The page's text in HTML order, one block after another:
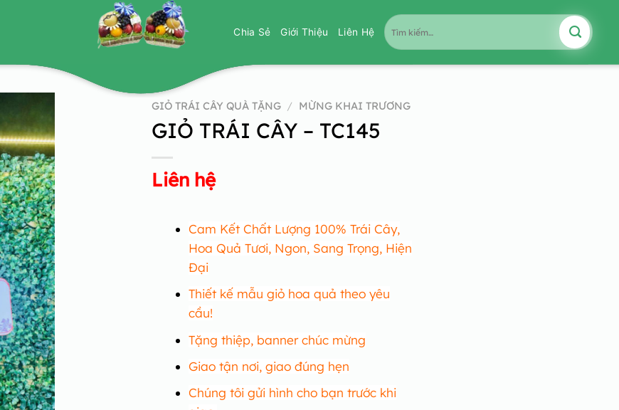
Chia Sẻ Giới Thiệu Liên Hệ
Tìm
kiếm:
GIỎ TRÁI CÂY QUÀ TẶNG / MỪNG KHAI TRƯƠNG
GIỎ TRÁI CÂY – TC145
Liên hệ
Cam Kết Chất Lượng 100% Trái Cây,
Hoa Quả Tươi, Ngon, Sang Trọng, Hiện
Đại
Thiết kế mẫu giỏ hoa quả theo yêu
cầu!
Tặng thiệp, banner chúc mừng
Giao tận nơi, giao đúng hẹn
Chúng tôi gửi hình cho bạn trước khi